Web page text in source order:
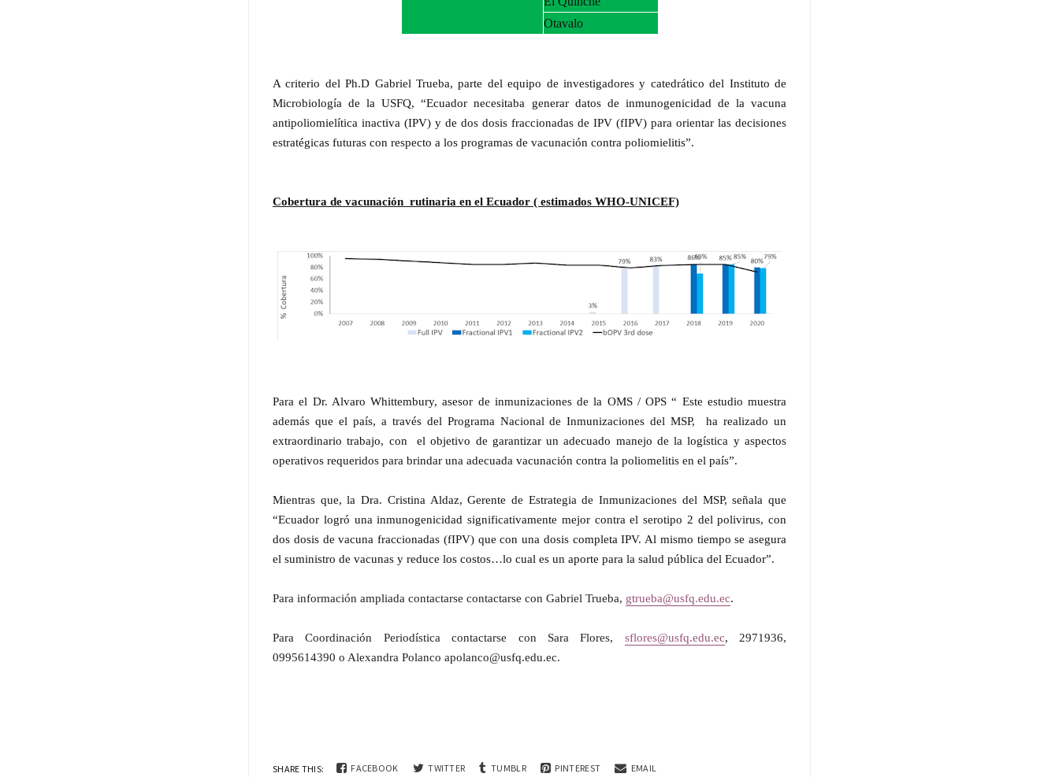
Otavalo
A criterio del Ph.D Gabriel Trueba, parte del equipo de investigadores y catedrático del Instituto de
Microbiología de la USFQ, “Ecuador necesitaba generar datos de inmunogenicidad de la vacuna
antipoliomielítica inactiva (IPV) y de dos dosis fraccionadas de IPV (fIPV) para orientar las decisiones
estratégicas futuras con respecto a los programas de vacunación contra poliomielitis”.
Cobertura de vacunación rutinaria en el Ecuador ( estimados WHO-UNICEF)
Para el Dr. Alvaro Whittembury, asesor de inmunizaciones de la OMS / OPS “ Este estudio muestra
además que el país, a través del Programa Nacional de Inmunizaciones del MSP, ha realizado un
extraordinario trabajo, con el objetivo de garantizar un adecuado manejo de la logística y aspectos
operativos requeridos para brindar una adecuada vacunación contra la poliomelitis en el país”.
Mientras que, la Dra. Cristina Aldaz, Gerente de Estrategia de Inmunizaciones del MSP, señala que
“Ecuador logró una inmunogenicidad significativamente mejor contra el serotipo 2 del polivirus, con
dos dosis de vacuna fraccionadas (fIPV) que con una dosis completa IPV. Al mismo tiempo se asegura
el suministro de vacunas y reduce los costos…lo cual es un aporte para la salud pública del Ecuador”.
Para información ampliada contactarse contactarse con Gabriel Trueba, gtrueba@usfq.edu.ec.
Para Coordinación Periodística contactarse con Sara Flores, sflores@usfq.edu.ec, 2971936,
0995614390 o Alexandra Polanco apolanco@usfq.edu.ec.
SHARE THIS: FACEBOOK TWITTER TUMBLR PINTEREST EMAIL